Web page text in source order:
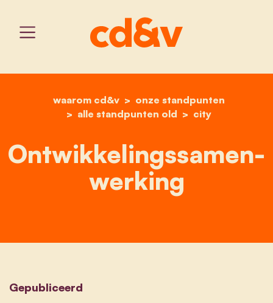
home
waarom cd&v
onze standpunten
alle standpunten old
city
Ontwikkelingssamen­
werking
Gepubliceerd